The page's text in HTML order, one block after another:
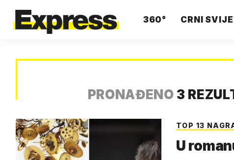
360° CRNI
PRONAĐENO 3
TOP 13
U